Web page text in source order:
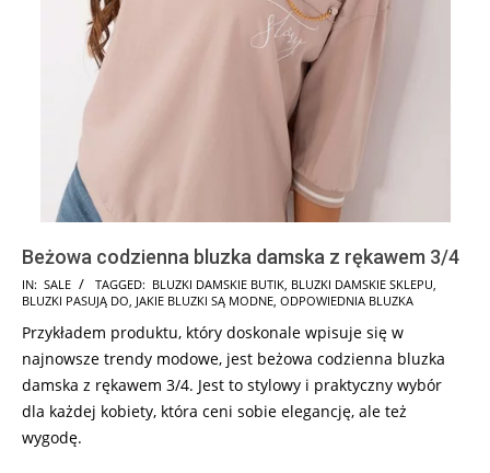
Beżowa codzienna bluzka damska z rękawem 3/4
2025-
09-
13
IN: SALE TAGGED: BLUZKI DAMSKIE BUTIK, BLUZKI DAMSKIE SKLEPU,
BLUZKI PASUJĄ DO, JAKIE BLUZKI SĄ MODNE, ODPOWIEDNIA BLUZKA
Przykładem produktu, który doskonale wpisuje się w
najnowsze trendy modowe, jest beżowa codzienna bluzka
damska z rękawem 3/4. Jest to stylowy i praktyczny wybór
dla każdej kobiety, która ceni sobie elegancję, ale też
wygodę.